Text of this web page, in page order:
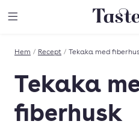
Till
Hem / Recept / Tekaka med
Tekaka
fiberhusk